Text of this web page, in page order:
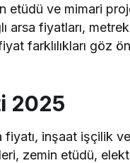
etüdü ve mimari
arsa fiyatları,
farklılıkları göz
2025
fiyatı, inşaat işçilik
zemin etüdü,